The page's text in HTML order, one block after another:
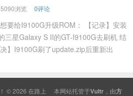
5090浏览 0评论
要给I9100G升级ROM： 【记录】安装
三星Galaxy S II的GT-I9100G去刷机 结
】I9100G刷了update.zip后重新出
© 2026 在路上 本网站托管于Vultr ，由方